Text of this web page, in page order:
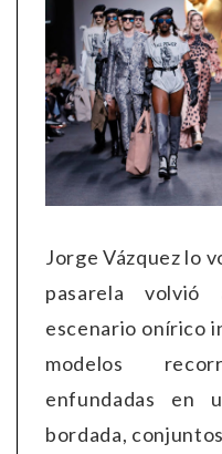
Jorge Vázquez lo
pasarela
escenario onírico
modelos
enfundadas en
bordada,